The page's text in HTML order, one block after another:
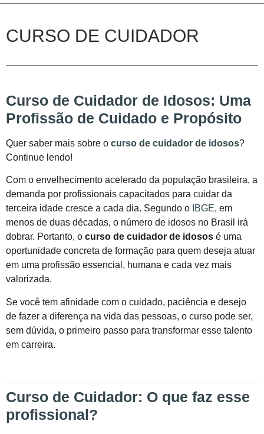
CURSO DE CUIDADOR
Curso de Cuidador de Idosos: Uma
Profissão de Cuidado e Propósito
Quer saber mais sobre o curso de cuidador de idosos?
Continue lendo!
Com o envelhecimento acelerado da população brasileira, a
demanda por profissionais capacitados para cuidar da
terceira idade cresce a cada dia. Segundo o IBGE, em
menos de duas décadas, o número de idosos no Brasil irá
dobrar. Portanto, o curso de cuidador de idosos é uma
oportunidade concreta de formação para quem deseja atuar
em uma profissão essencial, humana e cada vez mais
valorizada.
Se você tem afinidade com o cuidado, paciência e desejo
de fazer a diferença na vida das pessoas, o curso pode ser,
sem dúvida, o primeiro passo para transformar esse talento
em carreira.
Curso de Cuidador: O que faz esse
profissional?